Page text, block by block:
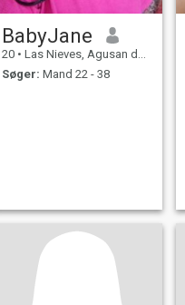
BabyJane
20 • Las Nieves, Agusan del Norte, Filippinerne
Søger: Mand 22 - 38